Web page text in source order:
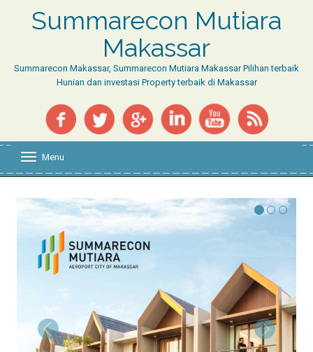
Summarecon Mutiara
Makassar
Summarecon Makassar, Summarecon Mutiara Makassar Pilihan terbaik
Hunian dan investasi Property terbaik di Makassar
e
n
a
t
o
n
Menu
RUKO GRAHA